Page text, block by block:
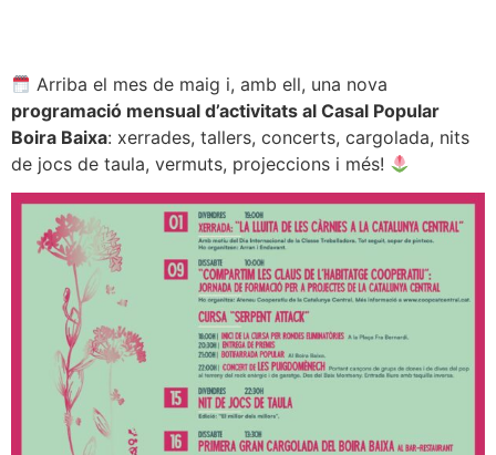
Arriba el mes de maig i, amb ell, una nova
programació mensual d’activitats al Casal Popular
Boira Baixa: xerrades, tallers, concerts, cargolada, nits
de jocs de taula, vermuts, projeccions i més!